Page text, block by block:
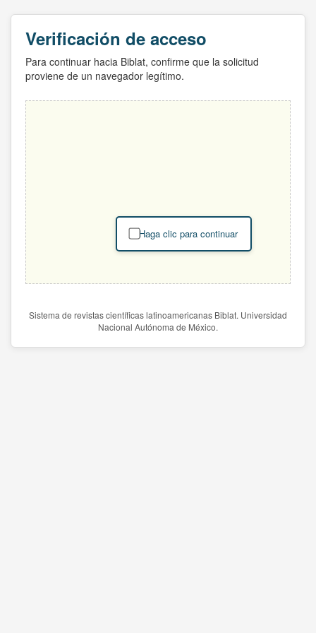
Verificación de acceso
Para continuar hacia Biblat, confirme que la solicitud
proviene de un navegador legítimo.
Haga clic para continuar
Sistema de revistas científicas latinoamericanas Biblat. Universidad
Nacional Autónoma de México.